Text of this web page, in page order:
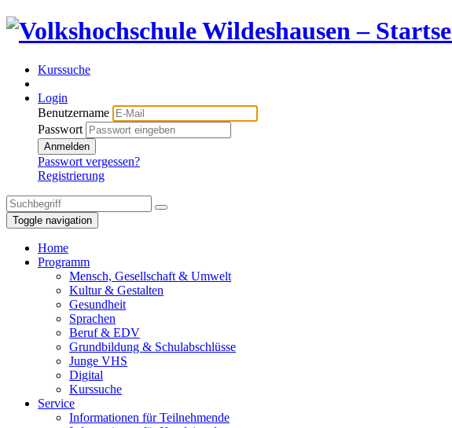
Kurssuche
Login
Benutzername
Passwort
Anmelden
Passwort vergessen?
Registrierung
Toggle navigation
Home
Programm
Mensch, Gesellschaft & Umwelt
Kultur & Gestalten
Gesundheit
Sprachen
Beruf & EDV
Grundbildung & Schulabschlüsse
Junge VHS
Digital
Kurssuche
Service
Informationen für Teilnehmende